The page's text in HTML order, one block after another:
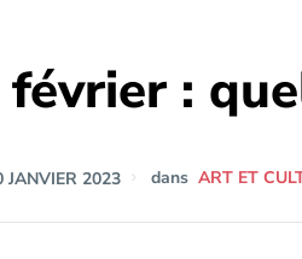
:
JANVIER 2023 dans ART ET